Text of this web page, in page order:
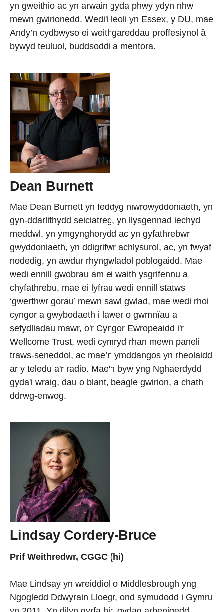
yn gweithio ac yn arwain gyda phwy ydyn nhw
mewn gwirionedd. Wedi'i leoli yn Essex, y DU, mae
Andy’n cydbwyso ei weithgareddau proffesiynol â
bywyd teuluol, buddsoddi a mentora.
Dean Burnett
Mae Dean Burnett yn feddyg niwrowyddoniaeth, yn
gyn-ddarlithydd seiciatreg, yn llysgennad iechyd
meddwl, yn ymgynghorydd ac yn gyfathrebwr
gwyddoniaeth, yn ddigrifwr achlysurol, ac, yn fwyaf
nodedig, yn awdur rhyngwladol poblogaidd. Mae
wedi ennill gwobrau am ei waith ysgrifennu a
chyfathrebu, mae ei lyfrau wedi ennill statws
‘gwerthwr gorau’ mewn sawl gwlad, mae wedi rhoi
cyngor a gwybodaeth i lawer o gwmnïau a
sefydliadau mawr, o'r Cyngor Ewropeaidd i'r
Wellcome Trust, wedi cymryd rhan mewn paneli
traws-seneddol, ac mae’n ymddangos yn rheolaidd
ar y teledu a'r radio. Mae'n byw yng Nghaerdydd
gyda'i wraig, dau o blant, beagle gwirion, a chath
ddrwg-enwog.
Lindsay Cordery-Bruce
Prif Weithredwr, CGGC (hi)
Mae Lindsay yn wreiddiol o Middlesbrough yng
Ngogledd Ddwyrain Lloegr, ond symudodd i Gymru